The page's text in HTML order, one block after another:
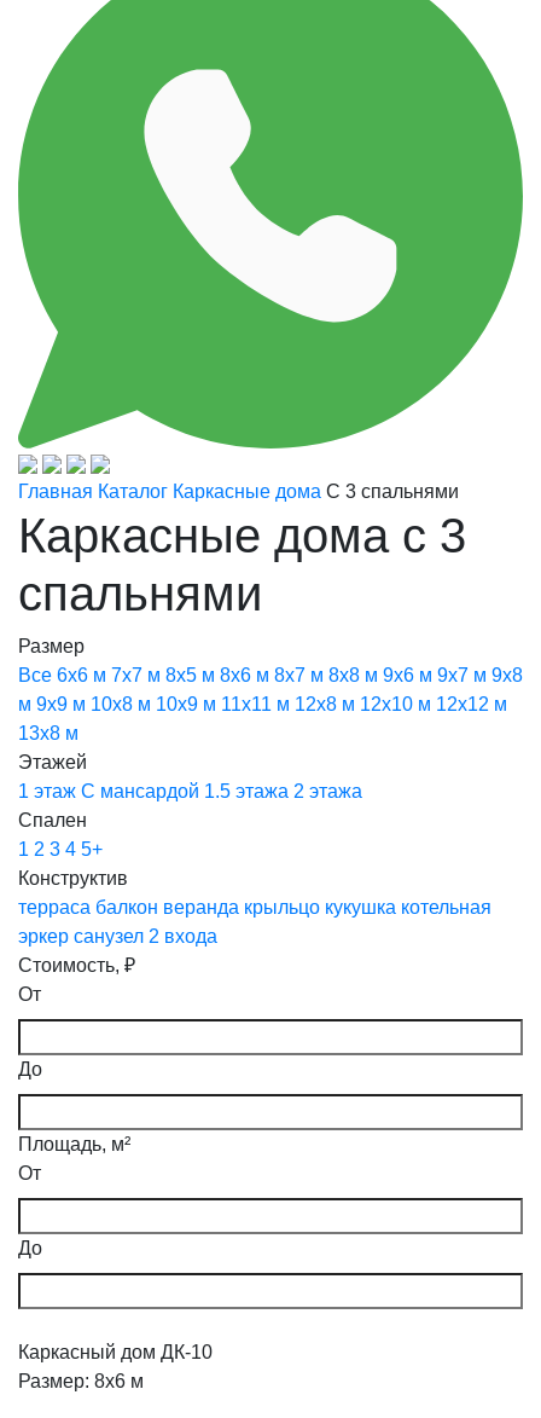
Главная Каталог Каркасные дома С 3 спальнями
Каркасные дома с 3
спальнями
Размер
Все 6х6 м 7х7 м 8х5 м 8х6 м 8х7 м 8х8 м 9х6 м 9х7 м 9х8
м 9х9 м 10х8 м 10х9 м 11х11 м 12х8 м 12х10 м 12х12 м
13х8 м
Этажей
1 этаж С мансардой 1.5 этажа 2 этажа
Спален
1 2 3 4 5+
Конструктив
терраса балкон веранда крыльцо кукушка котельная
эркер санузел 2 входа
Стоимость, ₽
От
До
Площадь, м²
От
До
Каркасный дом ДК-10
Размер: 8х6 м